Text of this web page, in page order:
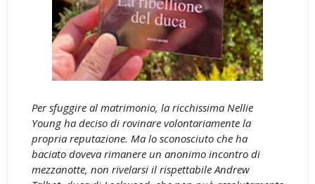
Per sfuggire al matrimonio, la ricchissima Nellie
Young ha deciso di rovinare volontariamente la
propria reputazione. Ma lo sconosciuto che ha
baciato doveva rimanere un anonimo incontro di
mezzanotte, non rivelarsi il rispettabile Andrew